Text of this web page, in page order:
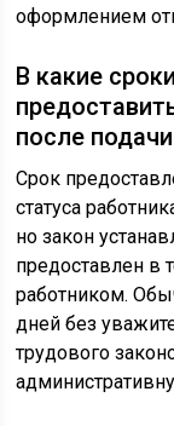
оформлением
В какие
после
Срок
статуса
но закон
предоставлен в
работником.
дней без
трудового